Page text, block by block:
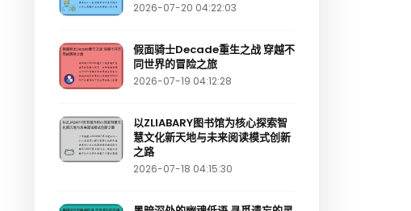
2026-07-20 04:22:03
假面骑士Decade重生之战 穿越不
同世界的冒险之旅
2026-07-19 04:12:28
以ZLIABARY图书馆为核心探索智
慧文化新天地与未来阅读模式创新
之路
2026-07-18 04:15:30